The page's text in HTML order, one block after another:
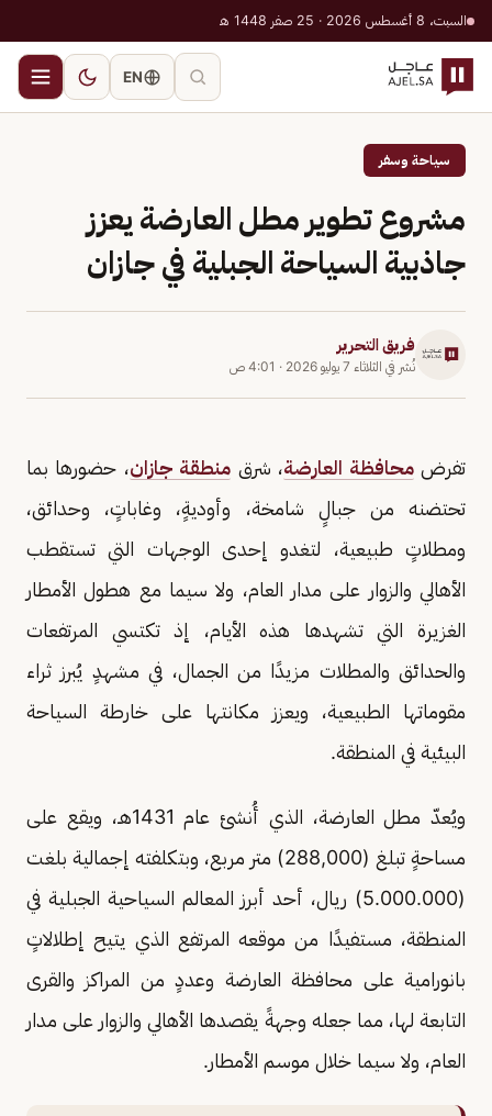
السبت، 8 أغسطس 2026 · 25 صفر 1448 هـ
EN
سياحة وسفر
مشروع تطوير مطل العارضة يعزز
جاذبية السياحة الجبلية في جازان
فريق التحرير
نُشر في الثلاثاء 7 يوليو 2026 · 4:01 ص
تفرضمحافظة العارضة، شرق منطقة جازان، حضورها بما
تحتضنه من جبالٍ شامخة، وأوديةٍ، وغاباتٍ، وحدائق،
ومطلاتٍ طبيعية، لتغدو إحدى الوجهات التي تستقطب
الأهالي والزوار على مدار العام، ولا سيما مع هطول الأمطار
الغزيرة التي تشهدها هذه الأيام، إذ تكتسي المرتفعات
والحدائق والمطلات مزيدًا من الجمال، في مشهدٍ يُبرز ثراء
مقوماتها الطبيعية، ويعزز مكانتها على خارطة السياحة
البيئية في المنطقة.
ويُعدّ مطل العارضة، الذي أُنشئ عام 1431هـ، ويقع على
مساحةٍ تبلغ (288,000) متر مربع، وبتكلفته إجمالية بلغت
(5.000.000) ريال، أحد أبرز المعالم السياحية الجبلية في
المنطقة، مستفيدًا من موقعه المرتفع الذي يتيح إطلالاتٍ
بانورامية على محافظة العارضة وعددٍ من المراكز والقرى
التابعة لها، مما جعله وجهةً يقصدها الأهالي والزوار على مدار
العام، ولا سيما خلال موسم الأمطار.